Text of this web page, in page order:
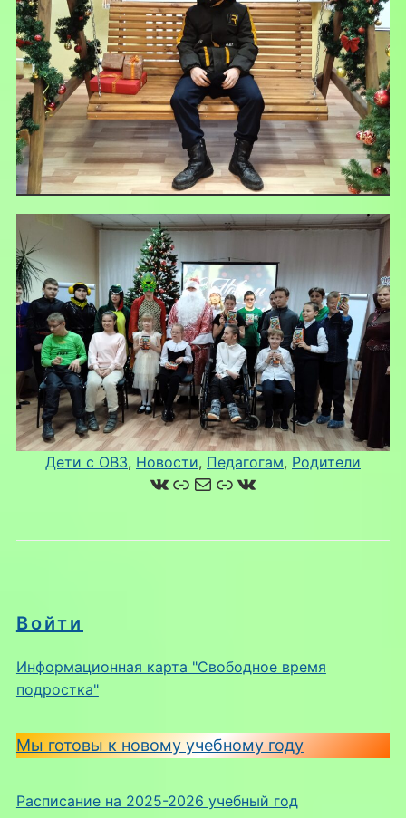
Войти
Информационная карта "Свободное время
подростка"
Мы готовы к новому учебному году
Расписание на 2025-2026 учебный год
Дети с ОВЗ, Новости, Педагогам, Родители
ВКонтакте
Ссылка
Почта
Ссылка
ВКонтакте